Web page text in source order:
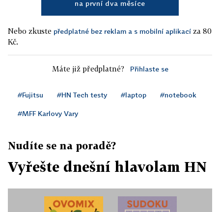
na první dva měsíce
Nebo zkuste předplatné bez reklam a s mobilní aplikací za 80
Kč.
Máte již předplatné? Přihlaste se
#Fujitsu #HN Tech testy #laptop #notebook
#MFF Karlovy Vary
Nudíte se na poradě?
Vyřešte dnešní hlavolam HN